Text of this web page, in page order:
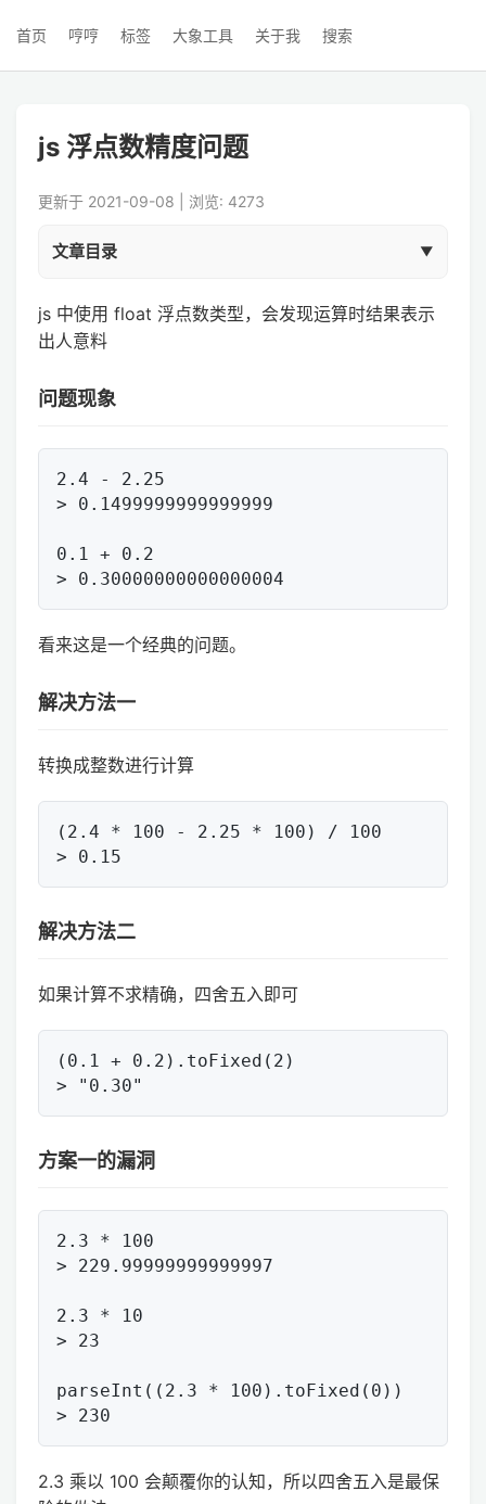
首页 哼哼 标签 大象工具 关于我 搜索
js 浮点数精度问题
更新于 2021-09-08 | 浏览: 4273
文章目录
js 中使用 float 浮点数类型，会发现运算时结果表示
出人意料
问题现象
2.4 - 2.25
> 0.1499999999999999
0.1 + 0.2
看来这是一个经典的问题。
解决方法一
转换成整数进行计算
(2.4 * 100 - 2.25 * 100) / 100
解决方法二
如果计算不求精确，四舍五入即可
(0.1 + 0.2).toFixed(2)
方案一的漏洞
2.3 * 100
> 229.99999999999997
2.3 * 10
> 23
parseInt((2.3 * 100).toFixed(0))
2.3 乘以 100 会颠覆你的认知，所以四舍五入是最保